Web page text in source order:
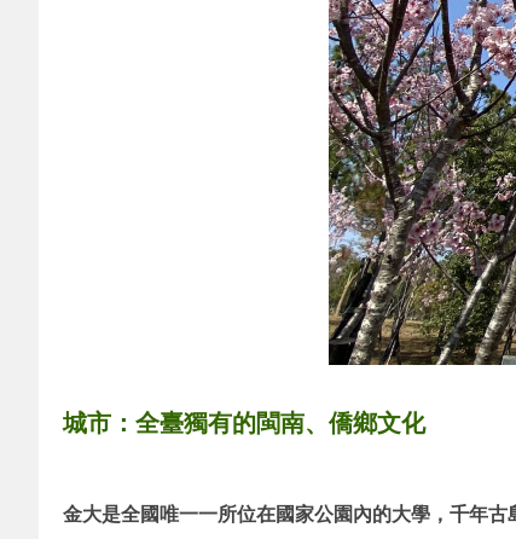
城市：全臺獨有的閩南、僑鄉文化
金大是全國唯一一所位在國家公園內的大學，千年